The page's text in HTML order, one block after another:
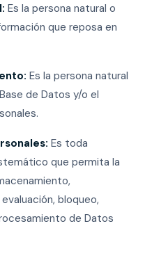
Es la persona natural o
que reposa en
Es la persona natural
de Datos y/o el
Es toda
que permita la
bloqueo,
de Datos